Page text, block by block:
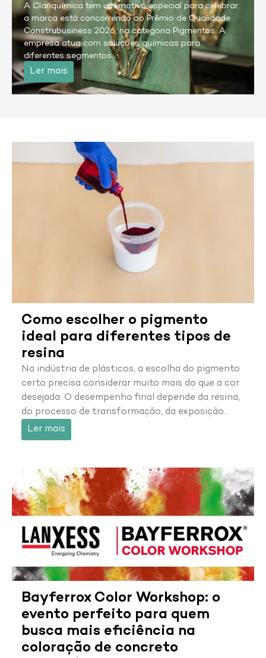
A Clariquímica tem um motivo especial para celebrar:
a marca está concorrendo ao Prêmio de Qualidade
Construbusiness 2026, na categoria Pigmentos. A
empresa atua com soluções químicas para
diferentes segmentos…
Ler mais
Como escolher o pigmento
ideal para diferentes tipos de
resina
Na indústria de plásticos, a escolha do pigmento
certo precisa considerar muito mais do que a cor
desejada. O desempenho final depende da resina,
do processo de transformação, da exposição…
Ler mais
Bayferrox Color Workshop: o
evento perfeito para quem
busca mais eficiência na
coloração de concreto